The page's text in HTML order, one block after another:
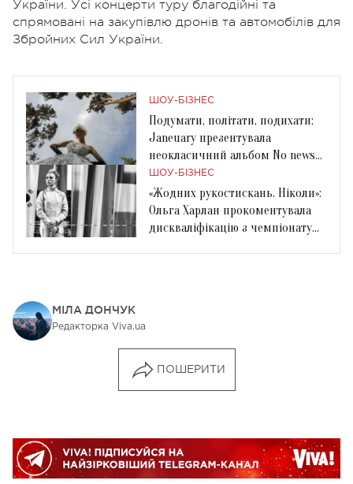
України. Усі концерти туру благодійні та
спрямовані на закупівлю дронів та автомобілів для
Збройних Сил України.
ШОУ-БІЗНЕС
Подумати, політати, подихати:
Janeuary презентувала
неокласичний альбом No news
but muse
ШОУ-БІЗНЕС
«Жодних рукостискань. Ніколи»:
Ольга Харлан прокоментувала
дискваліфікацію з чемпіонату
МІЛА ДОНЧУК
Редакторка Viva.ua
ПОШЕРИТИ